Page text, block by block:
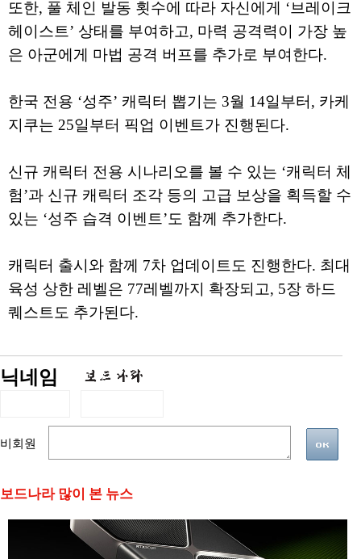
또한, 풀 체인 발동 횟수에 따라 자신에게 ‘브레이크
헤이스트’ 상태를 부여하고, 마력 공격력이 가장 높
은 아군에게 마법 공격 버프를 추가로 부여한다.
한국 전용 ‘성주’ 캐릭터 뽑기는 3월 14일부터, 카케
지쿠는 25일부터 픽업 이벤트가 진행된다.
신규 캐릭터 전용 시나리오를 볼 수 있는 ‘캐릭터 체
험’과 신규 캐릭터 조각 등의 고급 보상을 획득할 수
있는 ‘성주 습격 이벤트’도 함께 추가한다.
캐릭터 출시와 함께 7차 업데이트도 진행한다. 최대
육성 상한 레벨은 77레벨까지 확장되고, 5장 하드
퀘스트도 추가된다.
닉네임
비회원
보드나라 많이 본 뉴스